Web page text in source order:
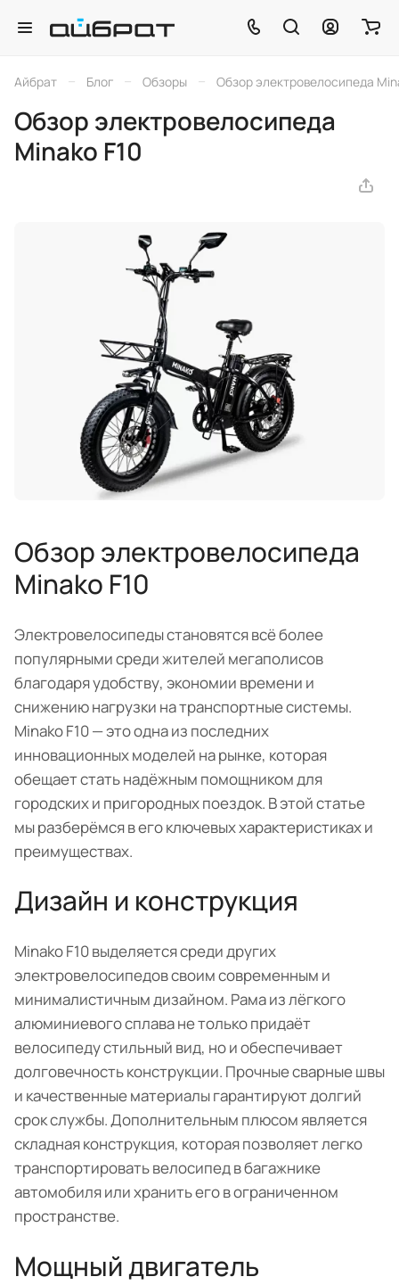
Айбрат – Блог – Обзоры – Обзор электровелосипеда
Обзор электровелосипеда
Minako F10
Обзор электровелосипеда
Minako F10
Электровелосипеды становятся всё более
популярными среди жителей мегаполисов
благодаря удобству, экономии времени и
снижению нагрузки на транспортные системы.
Minako F10 — это одна из последних
инновационных моделей на рынке, которая
обещает стать надёжным помощником для
городских и пригородных поездок. В этой статье
мы разберёмся в его ключевых характеристиках и
преимуществах.
Дизайн и конструкция
Minako F10 выделяется среди других
электровелосипедов своим современным и
минималистичным дизайном. Рама из лёгкого
алюминиевого сплава не только придаёт
велосипеду стильный вид, но и обеспечивает
долговечность конструкции. Прочные сварные швы
и качественные материалы гарантируют долгий
срок службы. Дополнительным плюсом является
складная конструкция, которая позволяет легко
транспортировать велосипед в багажнике
автомобиля или хранить его в ограниченном
пространстве.
Мощный двигатель